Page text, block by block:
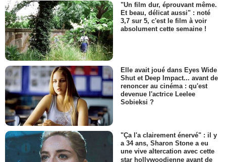
"Un film dur, éprouvant même.
Et beau, délicat aussi" : noté
3,7 sur 5, c'est le film à voir
absolument cette semaine !
Elle avait joué dans Eyes Wide
Shut et Deep Impact... avant de
renoncer au cinéma : qu'est
devenue l'actrice Leelee
Sobieksi ?
"Ça l'a clairement énervé" : il y
a 34 ans, Sharon Stone a eu
une vive altercation avec cette
star hollywoodienne avant de